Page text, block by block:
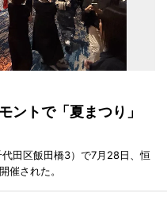
ントで「夏まつり」
田区飯田橋3）で7月28日、恒
催された。